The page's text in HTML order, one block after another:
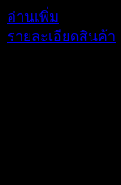
อ่านเพิ่ม
รายละเอียดสินค้า